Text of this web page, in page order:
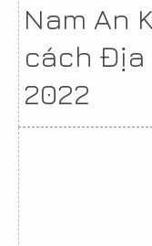
Nam An
cách Địa
2022